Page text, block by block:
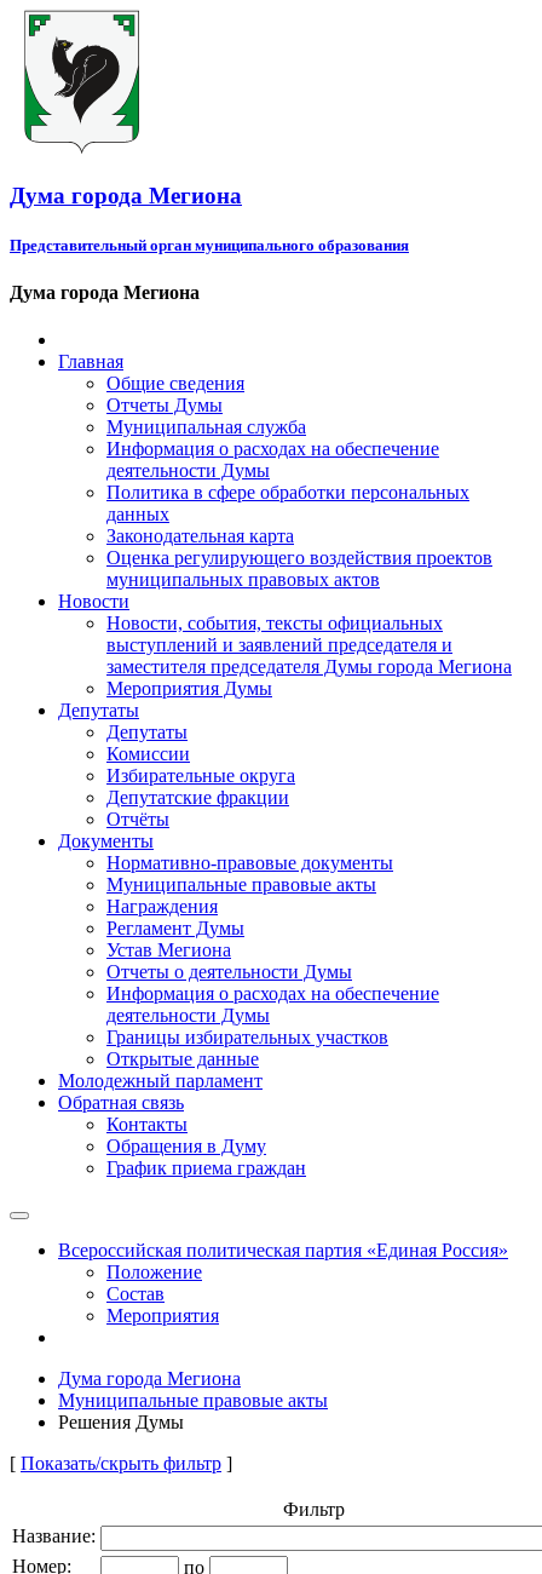
Дума города Мегиона
Представительный орган муниципального образования
Дума города Мегиона
Главная
Общие сведения
Отчеты Думы
Муниципальная служба
Информация о расходах на обеспечение
деятельности Думы
Политика в сфере обработки персональных
данных
Законодательная карта
Оценка регулирующего воздействия проектов
муниципальных правовых актов
Новости
Новости, события, тексты официальных
выступлений и заявлений председателя и
заместителя председателя Думы города Мегиона
Мероприятия Думы
Депутаты
Депутаты
Комиссии
Избирательные округа
Депутатские фракции
Отчёты
Документы
Нормативно-правовые документы
Муниципальные правовые акты
Награждения
Регламент Думы
Устав Мегиона
Отчеты о деятельности Думы
Информация о расходах на обеспечение
деятельности Думы
Границы избирательных участков
Открытые данные
Молодежный парламент
Обратная связь
Контакты
Обращения в Думу
График приема граждан
Всероссийская политическая партия «Единая Россия»
Положение
Состав
Мероприятия
Дума города Мегиона
Муниципальные правовые акты
Решения Думы
[ Показать/скрыть фильтр ]
Фильтр
Название:
Номер:
по